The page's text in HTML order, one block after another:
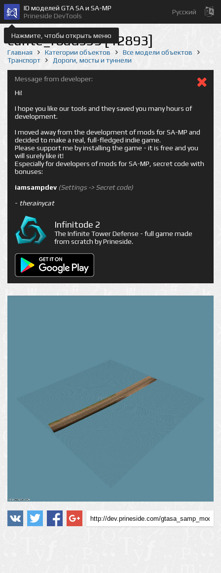
Нажмите, чтобы открыть меню
ID моделей GTA SA и SA-MP
Prineside DevTools
Русский
cunte_roads59 [12893]
Главная Категории объектов
Все модели объектов
Транспорт
Дороги, мосты и туннели
Message from developer:
Hi!
I hope you like our tools and they saved you many hours of
development.
I moved away from the development of mods for SA-MP and
decided to make a real, full-fledged indie game.
Please support me by installing the game - it is free and you
will surely like it!
Especially for developers of mods for SA-MP, secret code with
bonuses:
iamsampdev (Settings -> Secret code)
- therainycat
Infinitode 2
The Infinite Tower Defense - full game made
from scratch by Prineside.